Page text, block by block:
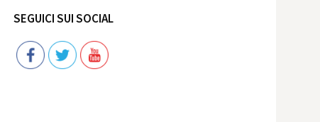
SEGUICI SUI SOCIAL
Follow